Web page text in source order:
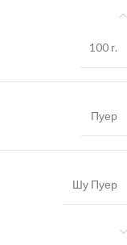
100 г.
Пуер
Шу Пуер